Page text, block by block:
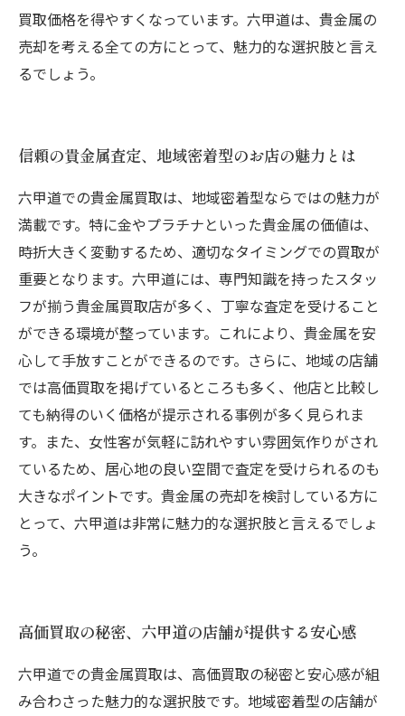
買取価格を得やすくなっています。六甲道は、貴金属の
売却を考える全ての方にとって、魅力的な選択肢と言え
るでしょう。
信頼の貴金属査定、地域密着型のお店の魅力とは
六甲道での貴金属買取は、地域密着型ならではの魅力が
満載です。特に金やプラチナといった貴金属の価値は、
時折大きく変動するため、適切なタイミングでの買取が
重要となります。六甲道には、専門知識を持ったスタッ
フが揃う貴金属買取店が多く、丁寧な査定を受けること
ができる環境が整っています。これにより、貴金属を安
心して手放すことができるのです。さらに、地域の店舗
では高価買取を掲げているところも多く、他店と比較し
ても納得のいく価格が提示される事例が多く見られま
す。また、女性客が気軽に訪れやすい雰囲気作りがされ
ているため、居心地の良い空間で査定を受けられるのも
大きなポイントです。貴金属の売却を検討している方に
とって、六甲道は非常に魅力的な選択肢と言えるでしょ
う。
高価買取の秘密、六甲道の店舗が提供する安心感
六甲道での貴金属買取は、高価買取の秘密と安心感が組
み合わさった魅力的な選択肢です。地域密着型の店舗が